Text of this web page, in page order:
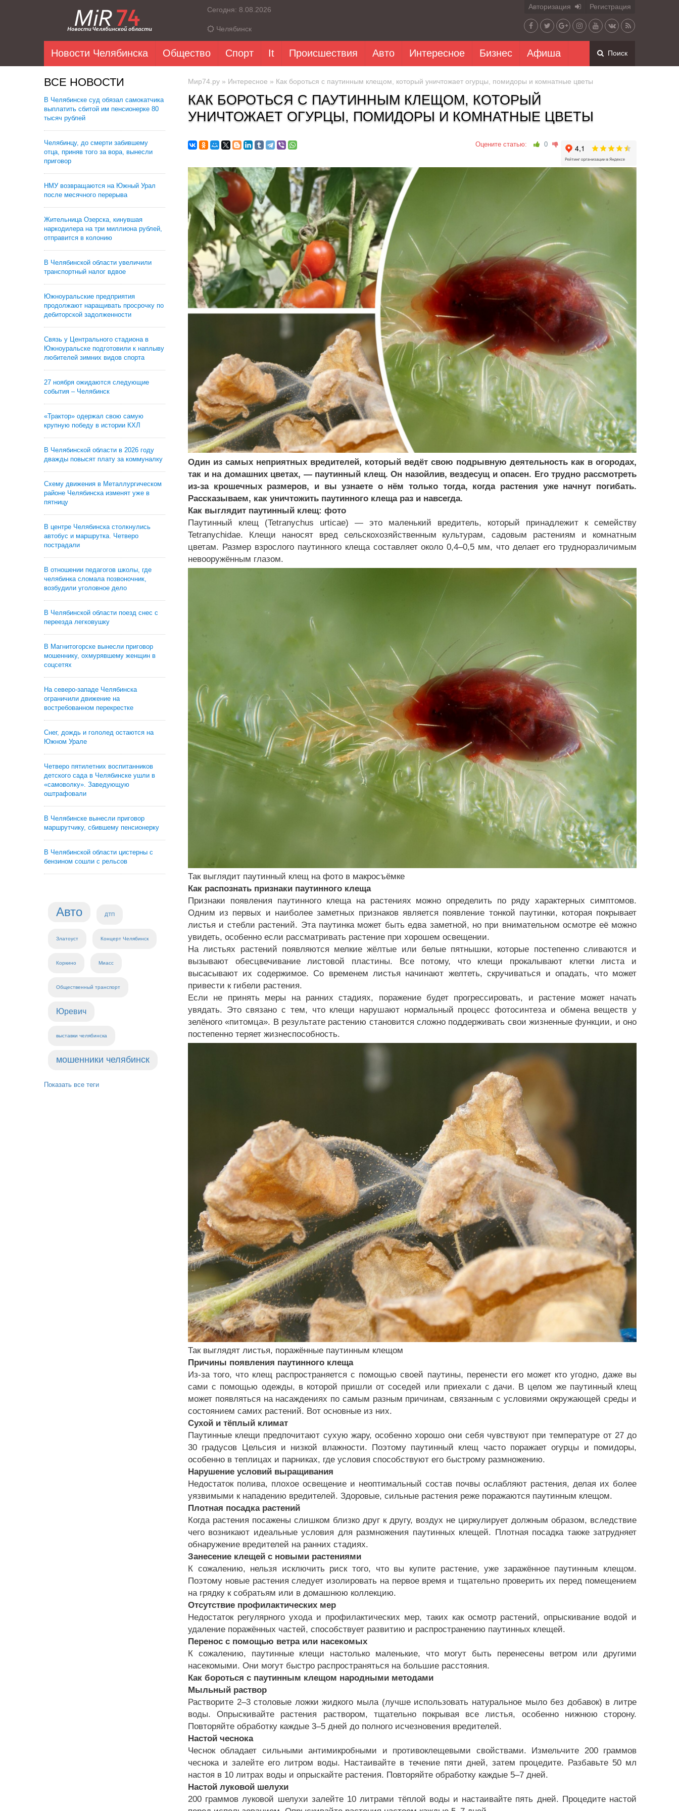
Сегодня: 8.08.2026
Челябинск
Авторизация Регистрация
Новости Челябинска Общество Спорт It Происшествия Авто Интересное Бизнес Афиша Поиск
ВСЕ НОВОСТИ
В Челябинске суд обязал самокатчика
выплатить сбитой им пенсионерке 80
тысяч рублей
Челябинцу, до смерти забившему
отца, приняв того за вора, вынесли
приговор
НМУ возвращаются на Южный Урал
после месячного перерыва
Жительница Озерска, кинувшая
наркодилера на три миллиона рублей,
отправится в колонию
В Челябинской области увеличили
транспортный налог вдвое
Южноуральские предприятия
продолжают наращивать просрочку по
дебиторской задолженности
Связь у Центрального стадиона в
Южноуральске подготовили к наплыву
любителей зимних видов спорта
27 ноября ожидаются следующие
события – Челябинск
«Трактор» одержал свою самую
крупную победу в истории КХЛ
В Челябинской области в 2026 году
дважды повысят плату за коммуналку
Схему движения в Металлургическом
районе Челябинска изменят уже в
пятницу
В центре Челябинска столкнулись
автобус и маршрутка. Четверо
пострадали
В отношении педагогов школы, где
челябинка сломала позвоночник,
возбудили уголовное дело
В Челябинской области поезд снес с
переезда легковушку
В Магнитогорске вынесли приговор
мошеннику, охмурявшему женщин в
соцсетях
На северо-западе Челябинска
ограничили движение на
востребованном перекрестке
Снег, дождь и гололед остаются на
Южном Урале
Четверо пятилетних воспитанников
детского сада в Челябинске ушли в
«самоволку». Заведующую
оштрафовали
В Челябинске вынесли приговор
маршрутчику, сбившему пенсионерку
В Челябинской области цистерны с
бензином сошли с рельсов
Авто ДТП
Златоуст Концерт Челябинск
Коркино Миасс
Общественный транспорт
Юревич
выставки челябинска
мошенники челябинск
Показать все теги
Мир74.ру » Интересное » Как бороться с паутинным клещом, который уничтожает огурцы, помидоры и комнатные цветы
КАК БОРОТЬСЯ С ПАУТИННЫМ КЛЕЩОМ, КОТОРЫЙ
УНИЧТОЖАЕТ ОГУРЦЫ, ПОМИДОРЫ И КОМНАТНЫЕ ЦВЕТЫ
Оцените статью: 0
Один из самых неприятных вредителей, который ведёт свою подрывную деятельность как в огородах,
так и на домашних цветах, — паутинный клещ. Он назойлив, вездесущ и опасен. Его трудно рассмотреть
из-за крошечных размеров, и вы узнаете о нём только тогда, когда растения уже начнут погибать.
Рассказываем, как уничтожить паутинного клеща раз и навсегда.
Как выглядит паутинный клещ: фото
Паутинный клещ (Tetranychus urticae) — это маленький вредитель, который принадлежит к семейству
Tetranychidae. Клещи наносят вред сельскохозяйственным культурам, садовым растениям и комнатным
цветам. Размер взрослого паутинного клеща составляет около 0,4–0,5 мм, что делает его трудноразличимым
невооружённым глазом.
Так выглядит паутинный клещ на фото в макросъёмке
Как распознать признаки паутинного клеща
Признаки появления паутинного клеща на растениях можно определить по ряду характерных симптомов.
Одним из первых и наиболее заметных признаков является появление тонкой паутинки, которая покрывает
листья и стебли растений. Эта паутинка может быть едва заметной, но при внимательном осмотре её можно
увидеть, особенно если рассматривать растение при хорошем освещении.
На листьях растений появляются мелкие жёлтые или белые пятнышки, которые постепенно сливаются и
вызывают обесцвечивание листовой пластины. Все потому, что клещи прокалывают клетки листа и
высасывают их содержимое. Со временем листья начинают желтеть, скручиваться и опадать, что может
привести к гибели растения.
Если не принять меры на ранних стадиях, поражение будет прогрессировать, и растение может начать
увядать. Это связано с тем, что клещи нарушают нормальный процесс фотосинтеза и обмена веществ у
зелёного «питомца». В результате растению становится сложно поддерживать свои жизненные функции, и оно
постепенно теряет жизнеспособность.
Так выглядят листья, поражённые паутинным клещом
Причины появления паутинного клеща
Из-за того, что клещ распространяется с помощью своей паутины, перенести его может кто угодно, даже вы
сами с помощью одежды, в которой пришли от соседей или приехали с дачи. В целом же паутинный клещ
может появляться на насаждениях по самым разным причинам, связанным с условиями окружающей среды и
состоянием самих растений. Вот основные из них.
Сухой и тёплый климат
Паутинные клещи предпочитают сухую жару, особенно хорошо они себя чувствуют при температуре от 27 до
30 градусов Цельсия и низкой влажности. Поэтому паутинный клещ часто поражает огурцы и помидоры,
особенно в теплицах и парниках, где условия способствуют его быстрому размножению.
Нарушение условий выращивания
Недостаток полива, плохое освещение и неоптимальный состав почвы ослабляют растения, делая их более
уязвимыми к нападению вредителей. Здоровые, сильные растения реже поражаются паутинным клещом.
Плотная посадка растений
Когда растения посажены слишком близко друг к другу, воздух не циркулирует должным образом, вследствие
чего возникают идеальные условия для размножения паутинных клещей. Плотная посадка также затрудняет
обнаружение вредителей на ранних стадиях.
Занесение клещей с новыми растениями
К сожалению, нельзя исключить риск того, что вы купите растение, уже заражённое паутинным клещом.
Поэтому новые растения следует изолировать на первое время и тщательно проверить их перед помещением
на грядку к собратьям или в домашнюю коллекцию.
Отсутствие профилактических мер
Недостаток регулярного ухода и профилактических мер, таких как осмотр растений, опрыскивание водой и
удаление поражённых частей, способствует развитию и распространению паутинных клещей.
Перенос с помощью ветра или насекомых
К сожалению, паутинные клещи настолько маленькие, что могут быть перенесены ветром или другими
насекомыми. Они могут быстро распространяться на большие расстояния.
Как бороться с паутинным клещом народными методами
Мыльный раствор
Растворите 2–3 столовые ложки жидкого мыла (лучше использовать натуральное мыло без добавок) в литре
воды. Опрыскивайте растения раствором, тщательно покрывая все листья, особенно нижнюю сторону.
Повторяйте обработку каждые 3–5 дней до полного исчезновения вредителей.
Настой чеснока
Чеснок обладает сильными антимикробными и противоклещевыми свойствами. Измельчите 200 граммов
чеснока и залейте его литром воды. Настаивайте в течение пяти дней, затем процедите. Разбавьте 50 мл
настоя в 10 литрах воды и опрыскайте растения. Повторяйте обработку каждые 5–7 дней.
Настой луковой шелухи
200 граммов луковой шелухи залейте 10 литрами тёплой воды и настаивайте пять дней. Процедите настой